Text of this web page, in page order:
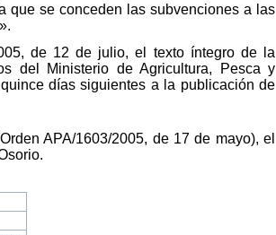
que se conceden las subvenciones a las
de 12 de julio, el texto íntegro de la
del Ministerio de Agricultura, Pesca y
días siguientes a la publicación de
APA/1603/2005, de 17 de mayo), el